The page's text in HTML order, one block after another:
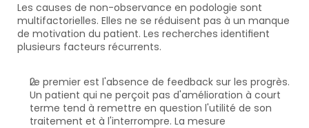
Les causes de non-observance en podologie sont
multifactorielles. Elles ne se réduisent pas à un manque
de motivation du patient. Les recherches identifient
plusieurs facteurs récurrents.
Le premier est l'absence de feedback sur les progrès.
Un patient qui ne perçoit pas d'amélioration à court
terme tend à remettre en question l'utilité de son
traitement et à l'interrompre. La mesure